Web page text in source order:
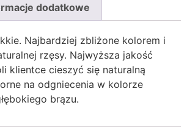
dodatkowe
Najbardziej zbliżone kolorem i
rzęsy. Najwyższa jakość
klientce cieszyć się naturalną
na odgniecenia w kolorze
brązu.